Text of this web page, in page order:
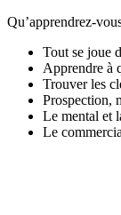
Qu’apprendrez-
Tout se joue
Apprendre à
Trouver les
Prospection,
Le mental et
Le